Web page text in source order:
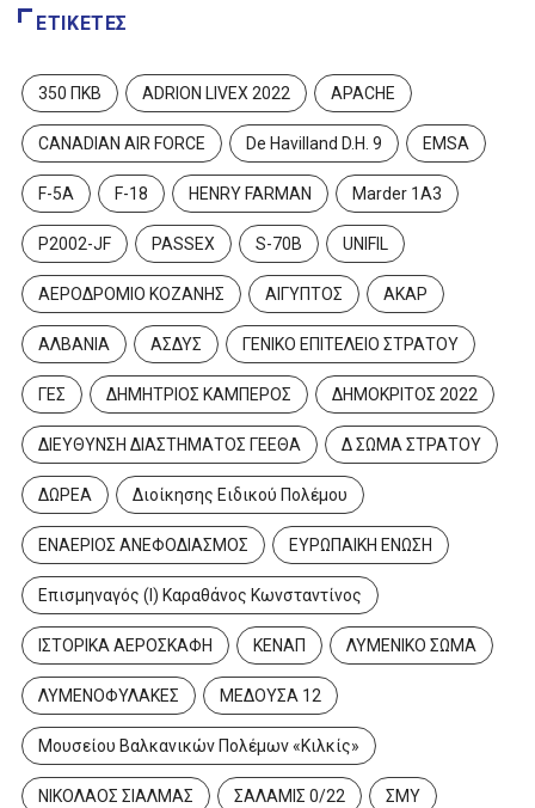
ΕΤΙΚΈΤΕΣ
350 ΠΚΒ ADRION LIVEX 2022 APACHE
CANADIAN AIR FORCE De Havilland D.H. 9 EMSA
F-5A F-18 HENRY FARMAN Marder 1A3
P2002-JF PASSEX S-70B UNIFIL
ΑΕΡΟΔΡΟΜΙΟ ΚΟΖΑΝΗΣ ΑΙΓΥΠΤΟΣ ΑΚΑΡ
ΑΛΒΑΝΙΑ ΑΣΔΥΣ ΓΕΝΙΚΟ ΕΠΙΤΕΛΕΙΟ ΣΤΡΑΤΟΥ
ΓΕΣ ΔΗΜΗΤΡΙΟΣ ΚΑΜΠΕΡΟΣ ΔΗΜΟΚΡΙΤΟΣ 2022
ΔΙΕΥΘΥΝΣΗ ΔΙΑΣΤΗΜΑΤΟΣ ΓΕΕΘΑ Δ ΣΩΜΑ ΣΤΡΑΤΟΥ
ΔΩΡΕΑ Διοίκησης Ειδικού Πολέμου
ΕΝΑΕΡΙΟΣ ΑΝΕΦΟΔΙΑΣΜΟΣ ΕΥΡΩΠΑΙΚΗ ΕΝΩΣΗ
Επισμηναγός (Ι) Καραθάνος Κωνσταντίνος
ΙΣΤΟΡΙΚΑ ΑΕΡΟΣΚΑΦΗ ΚΕΝΑΠ ΛΥΜΕΝΙΚΟ ΣΩΜΑ
ΛΥΜΕΝΟΦΥΛΑΚΕΣ ΜΕΔΟΥΣΑ 12
Μουσείου Βαλκανικών Πολέμων «Κιλκίς»
ΝΙΚΟΛΑΟΣ ΣΙΑΛΜΑΣ ΣΑΛΑΜΙΣ 0/22 ΣΜΥ